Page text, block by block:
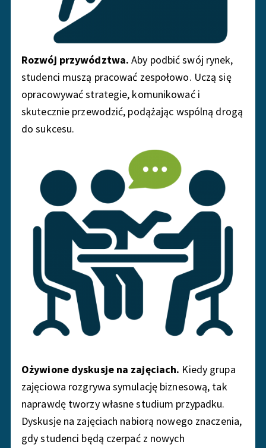
Rozwój przywództwa. Aby podbić swój rynek,
studenci muszą pracować zespołowo. Uczą się
opracowywać strategie, komunikować i
skutecznie przewodzić, podążając wspólną drogą
do sukcesu.
Ożywione dyskusje na zajęciach. Kiedy grupa
zajęciowa rozgrywa symulację biznesową, tak
naprawdę tworzy własne studium przypadku.
Dyskusje na zajęciach nabiorą nowego znaczenia,
gdy studenci będą czerpać z nowych